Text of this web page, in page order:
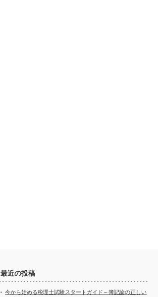
最近の投稿
今から始める税理士試験スタートガイド～簿記論の正しい